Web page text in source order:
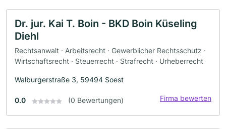
Dr. jur. Kai T. Boin - BKD Boin Küseling
Diehl
Rechtsanwalt · Arbeitsrecht · Gewerblicher Rechtsschutz ·
Wirtschaftsrecht · Steuerrecht · Strafrecht · Urheberrecht
Walburgerstraße 3, 59494 Soest
0.0 (0 Bewertungen) Firma bewerten